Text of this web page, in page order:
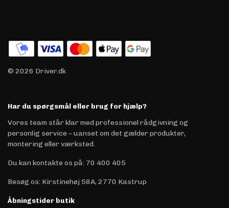
© 2026 Driver.dk
Har du spørgsmål eller brug for hjælp?
Vores team står klar med professionel rådgivning og
personlig service – uanset om det gælder produkter,
montering eller værksted.
Du kan kontakte os på: 70 400 405
Besøg os: Kirstinehøj 58A, 2770 Kastrup
Åbningstider butik